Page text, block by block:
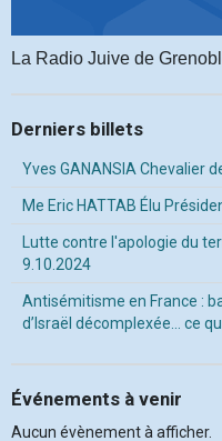
La Radio Juive de
Derniers billets
Yves GANANSIA Chevalier
Me Eric HATTAB Élu
Lutte contre l'apologie du
9.10.2024
Antisémitisme en France :
d’Israël décomplexée… ce
Événements à venir
Aucun évènement à afficher.